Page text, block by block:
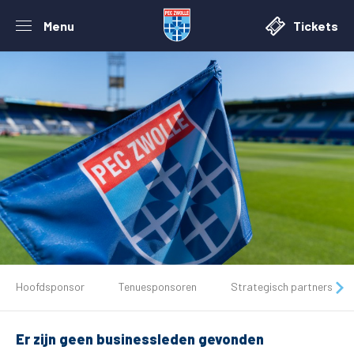
Menu Tickets
Tickets
Matchdays
Hoofdsponsor Tenuesponsoren Strategisch partners
Er zijn geen businessleden gevonden